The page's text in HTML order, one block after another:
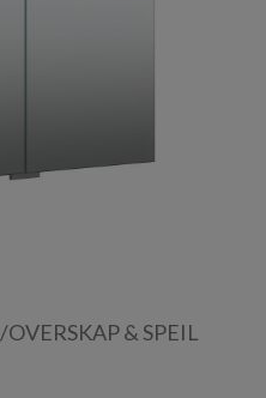
/OVERSKAP & SPEIL